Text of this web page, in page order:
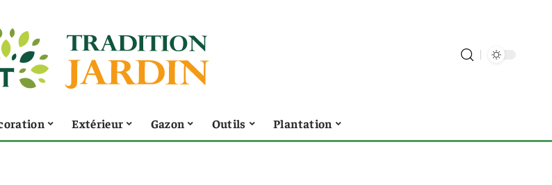
Extérieur Gazon Outils Plantation